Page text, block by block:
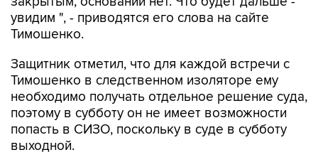
увидим ", - приводятся его слова на сайте
Тимошенко.
Защитник отметил, что для каждой встречи с
Тимошенко в следственном изоляторе ему
необходимо получать отдельное решение суда,
поэтому в субботу он не имеет возможности
попасть в СИЗО, поскольку в суде в субботу
выходной.